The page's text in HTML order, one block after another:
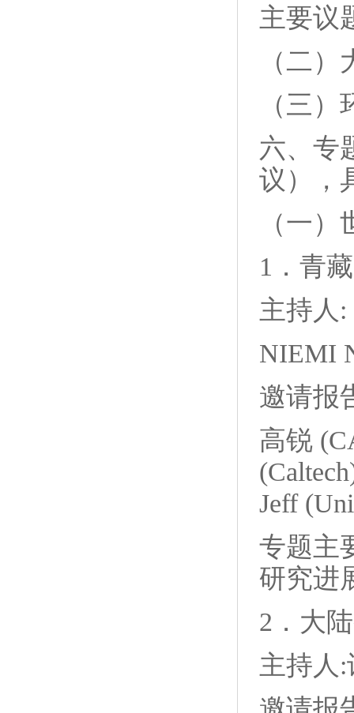
主要议
（二
（三
六、专
议），
（一
1．青
主持人:
NIEMI
邀请报
高锐
Jeff
专题主
研究进
2．大
主持人